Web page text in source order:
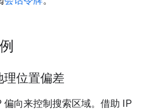
位置偏差
向来控制搜索区域。借助 IP